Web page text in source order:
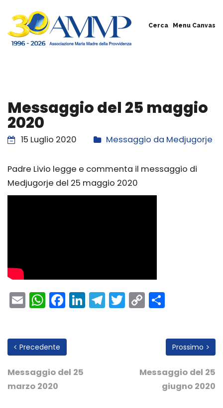
Cerca Menu Canvas
Messaggio del 25 maggio
2020
15 Luglio 2020 Messaggio da Medjugorje
Padre Livio legge e commenta il messaggio di
Medjugorje del 25 maggio 2020
EmailWhatsApp
Facebook
LinkedIn
Telegram
Twitter
Copy
Link
Precedente
Messaggio del 25
marzo 2020
Prossimo
Messaggio del 25
giugno 2020